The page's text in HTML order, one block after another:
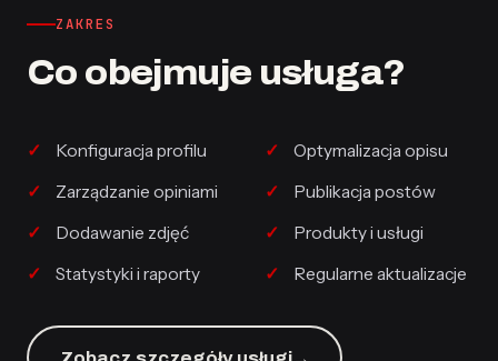
ZAKRES
Co obejmuje usługa?
Konfiguracja profilu
Optymalizacja opisu
Zarządzanie opiniami
Publikacja postów
Dodawanie zdjęć
Produkty i usługi
Statystyki i raporty
Regularne aktualizacje